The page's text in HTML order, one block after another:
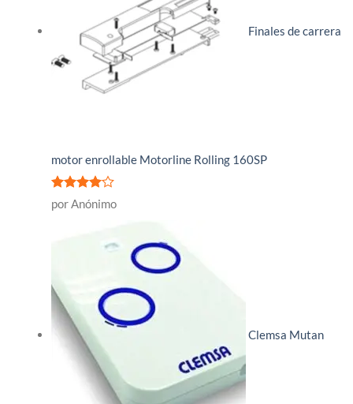
Finales de carrera
motor enrollable Motorline Rolling 160SP
Valorado
con
por Anónimo
Clemsa Mutan